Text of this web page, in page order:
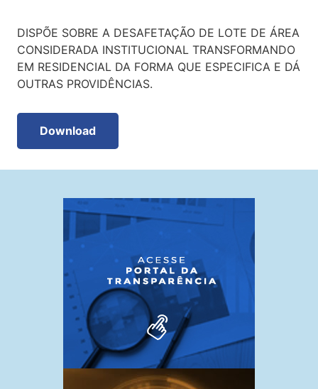
DISPÕE SOBRE A DESAFETAÇÃO DE LOTE DE ÁREA
CONSIDERADA INSTITUCIONAL TRANSFORMANDO
EM RESIDENCIAL DA FORMA QUE ESPECIFICA E DÁ
OUTRAS PROVIDÊNCIAS.
Download